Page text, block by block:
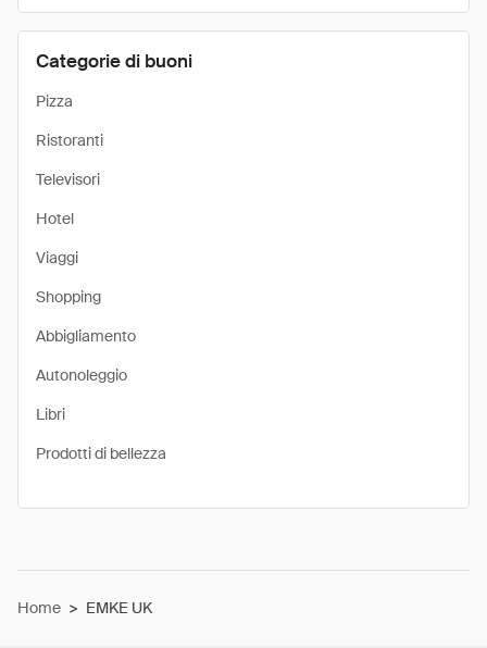
Categorie di buoni
Pizza
Ristoranti
Televisori
Hotel
Viaggi
Shopping
Abbigliamento
Autonoleggio
Libri
Prodotti di bellezza
Home > EMKE UK